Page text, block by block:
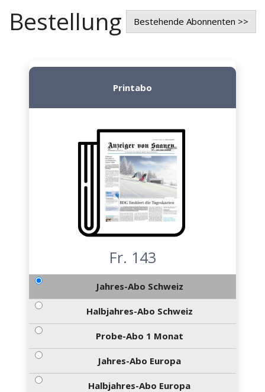
Bestellung Bestehende Abonnenten >>
Printabo
Fr. 143
Jahres-Abo Schweiz
Halbjahres-Abo Schweiz
Probe-Abo 1 Monat
Jahres-Abo Europa
Halbjahres-Abo Europa